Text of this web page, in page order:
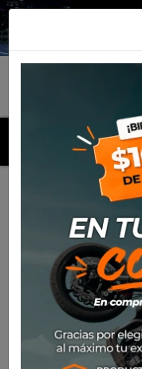
MENU
Productos